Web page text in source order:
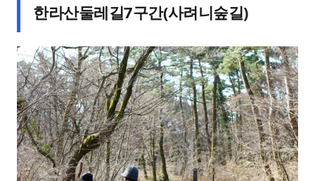
한라산둘레길7구간(사려니숲길)